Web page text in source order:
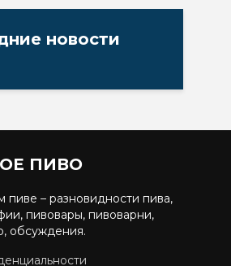
новости
ПИВО
пиве – разновидности пива,
пивовары, пивоварни,
обсуждения.